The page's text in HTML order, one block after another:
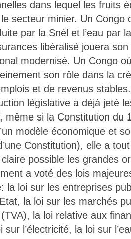
dans lequel les fruits
secteur minier. Un Congo
par la Snél et l’eau par
libéralisé jouera
modernisé. Un Congo
son rôle dans la
et de revenus stables.
législative a déjà jeté
même si la Constitution du
modèle économique et
Constitution), elle a
possible les grandes
a voté des lois
la loi sur les entreprises
la loi sur les marchés
la loi relative aux
l’électricité, la loi sur